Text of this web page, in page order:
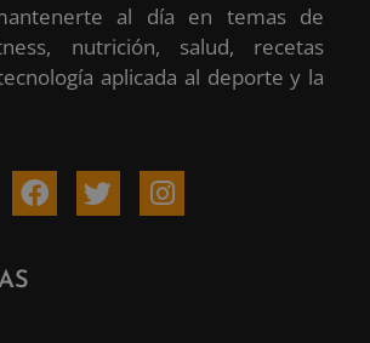
al día en temas de
nutrición, salud, recetas
aplicada al deporte y la